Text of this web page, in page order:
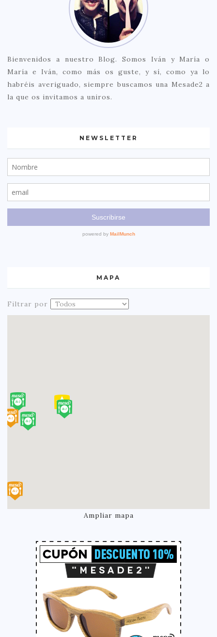
Bienvenidos a nuestro Blog. Somos Iván y María o
María e Iván, como más os guste, y sí, como ya lo
habréis averiguado, siempre buscamos una Mesade2 a
la que os invitamos a uniros.
NEWSLETTER
MAPA
Filtrar por
Ampliar mapa